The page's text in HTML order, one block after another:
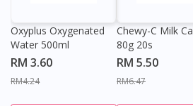
Oxyplus Oxygenated
Water 500ml
RM 3.60
RM4.24
Chewy-C Milk
80g 20s
RM 5.50
RM6.47